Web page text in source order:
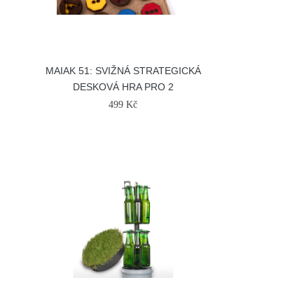
MAIAK 51: SVIŽNÁ STRATEGICKÁ
DESKOVÁ HRA PRO 2
499 Kč